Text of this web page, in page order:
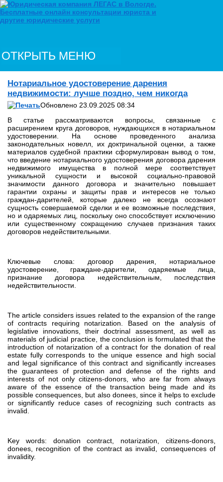
ОТКРЫТЬ МЕНЮ
Нотариальное удостоверение дарения
недвижимости: лучше поздно, чем никогда
Обновлено 23.09.2025 08:34
В статье рассматриваются вопросы, связанные с
расширением круга договоров, нуждающихся в нотариальном
удостоверении. На основе проведенного анализа
законодательных новелл, их доктринальной оценки, а также
материалов судебной практики сформулирован вывод о том,
что введение нотариального удостоверения договора дарения
недвижимого имущества в полной мере соответствует
уникальной сущности и высокой социально-правовой
значимости данного договора и значительно повышает
гарантии охраны и защиты прав и интересов не только
граждан-дарителей, которые далеко не всегда осознают
сущность совершаемой сделки и ее возможные последствия,
но и одаряемых лиц, поскольку оно способствует исключению
или существенному сокращению случаев признания таких
договоров недействительными.
Ключевые слова: договор дарения, нотариальное
удостоверение, граждане-дарители, одаряемые лица,
признание договора недействительным, последствия
недействительности.
The article considers issues related to the expansion of the range
of contracts requiring notarization. Based on the analysis of
legislative innovations, their doctrinal assessment, as well as
materials of judicial practice, the conclusion is formulated that the
introduction of notarization of a contract for the donation of real
estate fully corresponds to the unique essence and high social
and legal significance of this contract and significantly increases
the guarantees of protection and defense of the rights and
interests of not only citizens-donors, who are far from always
aware of the essence of the transaction being made and its
possible consequences, but also donees, since it helps to exclude
or significantly reduce cases of recognizing such contracts as
invalid.
Key words: donation contract, notarization, citizens-donors,
donees, recognition of the contract as invalid, consequences of
invalidity.